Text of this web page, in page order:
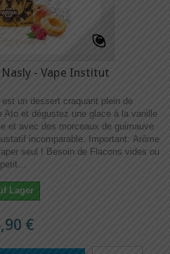
- Vape Institut
un dessert craquant plein de
et dégustez une glace à la vanille
et avec des morceaux de guimauve
incomparable. Important: Arôme
seul ! Besoin de Flacons vides ou
petit...
Lager
€